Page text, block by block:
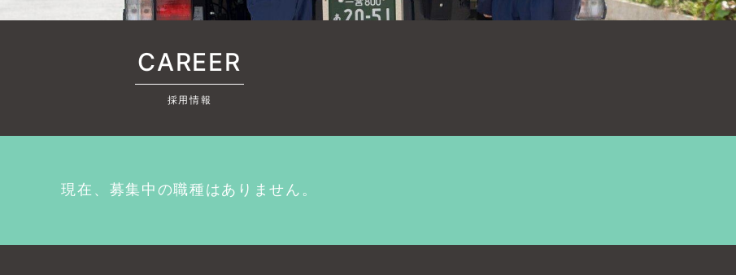
CAREER
採用情報
現在、募集中の職種はありません。